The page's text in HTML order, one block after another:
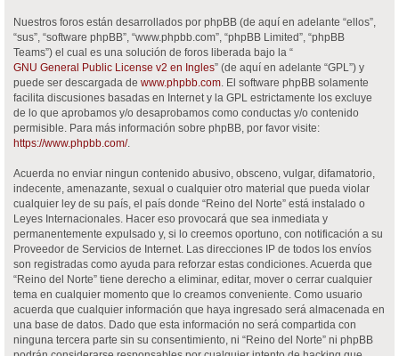
Nuestros foros están desarrollados por phpBB (de aquí en adelante “ellos”,
“sus”, “software phpBB”, “www.phpbb.com”, “phpBB Limited”, “phpBB
Teams”) el cual es una solución de foros liberada bajo la “
GNU General Public License v2 en Ingles” (de aquí en adelante “GPL”) y
puede ser descargada de www.phpbb.com. El software phpBB solamente
facilita discusiones basadas en Internet y la GPL estrictamente los excluye
de lo que aprobamos y/o desaprobamos como conductas y/o contenido
permisible. Para más información sobre phpBB, por favor visite:
https://www.phpbb.com/.
Acuerda no enviar ningun contenido abusivo, obsceno, vulgar, difamatorio,
indecente, amenazante, sexual o cualquier otro material que pueda violar
cualquier ley de su país, el país donde “Reino del Norte” está instalado o
Leyes Internacionales. Hacer eso provocará que sea inmediata y
permanentemente expulsado y, si lo creemos oportuno, con notificación a su
Proveedor de Servicios de Internet. Las direcciones IP de todos los envíos
son registradas como ayuda para reforzar estas condiciones. Acuerda que
“Reino del Norte” tiene derecho a eliminar, editar, mover o cerrar cualquier
tema en cualquier momento que lo creamos conveniente. Como usuario
acuerda que cualquier información que haya ingresado será almacenada en
una base de datos. Dado que esta información no será compartida con
ninguna tercera parte sin su consentimiento, ni “Reino del Norte” ni phpBB